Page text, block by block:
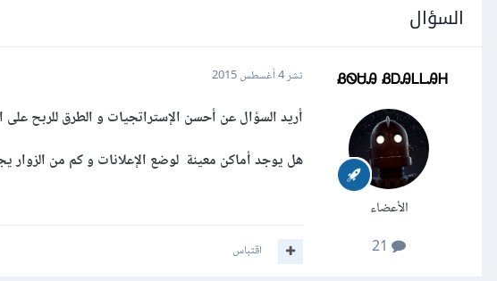
السؤال
ᏰᏫᏌᎯ ᏰᎠᎯᏞᏞᎯᎻ
الأعضاء
نشر4 أغسطس 2015
أريد السؤال عن أحسن الإستراتجيات و الطرق للربح على الأقل 2 جنيه إسترليني يوميا
هل يوجد أماكن معينة لوضع الإعلانات و كم من الزوار
اقتباس